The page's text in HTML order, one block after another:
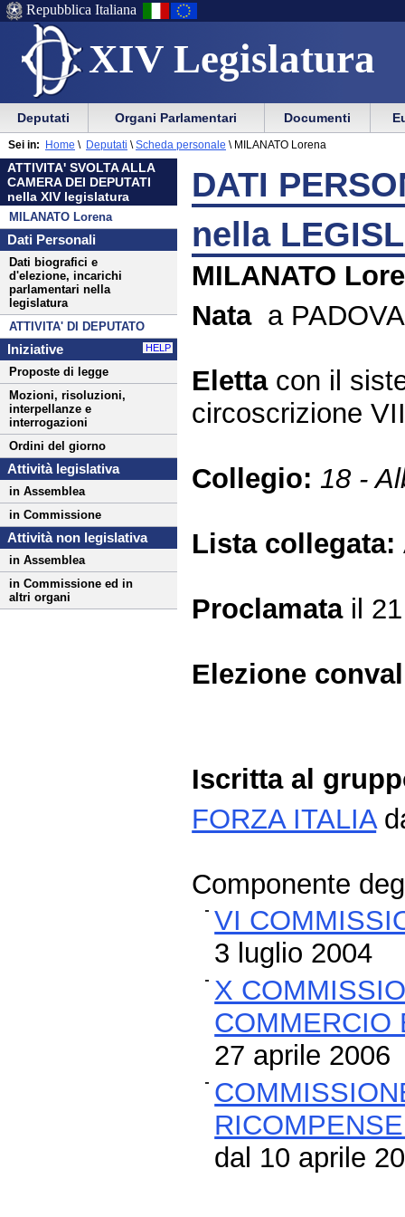
XIV Legislatura
Menu
di
ausilio
alla
navigazione
Vai
Menu
di
navigazione
principale
Repubblica Italiana
Menu
di
navigazione
principale
Vai
menu
di
sezione
Deputati Organi Parlamentari Documenti
ATTIVITA' SVOLTA ALLA
CAMERA DEI DEPUTATI
nella XIV legislatura
MILANATO Lorena
Dati Personali
Dati biografici e
d'elezione, incarichi
parlamentari nella
legislatura
ATTIVITA' DI DEPUTATO
Iniziative HELP
Proposte di legge
Mozioni, risoluzioni,
interpellanze e
interrogazioni
Ordini del giorno
Attività legislativa
in Assemblea
in Commissione
Attività non legislativa
in Assemblea
in Commissione ed in
altri organi
Sei in: Home \ Deputati \ Scheda personale \ MILANATO Lorena
DATI
nella
MILANATO
Nata a
Eletta con il
circoscrizione
Collegio: 18 -
Lista collegata:
Proclamata il
Elezione
Iscritta al
FORZA ITALIA
Componente
VI
3 luglio 2004
X
COMMERCIO
27 aprile 2006
dal 10 aprile